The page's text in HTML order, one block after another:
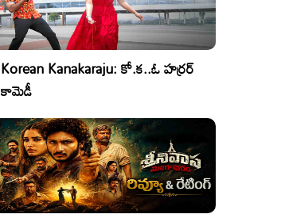
Korean Kanakaraju: కో.క..ఓ హర్రర్
కామెడీ